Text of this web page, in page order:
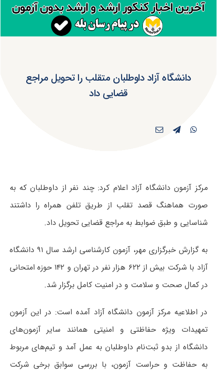
دانشگاه آزاد داوطلبان متقلب را تحویل مراجع
قضایی داد
مرکز آزمون دانشگاه آزاد اعلام کرد: چند نفر از داوطلبان که به
صورت هماهنگ قصد تقلب از طریق تلفن همراه را داشتند
شناسایی و طبق ضوابط به مراجع قضایی تحویل داد.
به گزارش خبرگزاری مهر، آزمون کارشناسی ارشد سال ۹۱ دانشگاه
آزاد با شرکت بیش از ۶۲۲ هزار نفر در تهران و ۱۴۲ حوزه امتحانی
در کمال صحت و سلامت و در امنیت کامل برگزار شد.
در اطلاعیه مرکز آزمون دانشگاه آزاد آمده است: در این آزمون
تمهیدات ویژه حفاظتی و امنیتی همانند سایر آزمون‌های
دانشگاه از بدو ثبت‌نام داوطلبان به عمل آمد و تیم‌های مربوط
به حفاظت و حراست آزمون، با بررسی سوابق برخی شرکت